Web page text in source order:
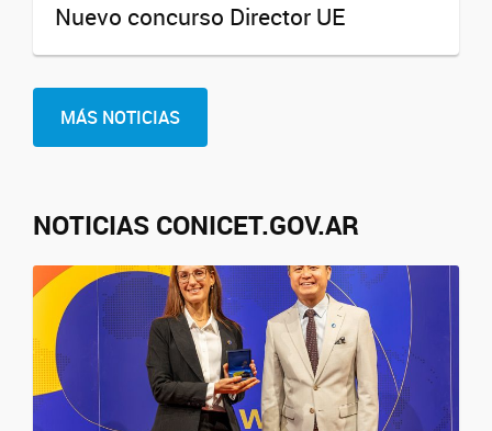
Nuevo concurso Director UE
MÁS NOTICIAS
NOTICIAS CONICET.GOV.AR